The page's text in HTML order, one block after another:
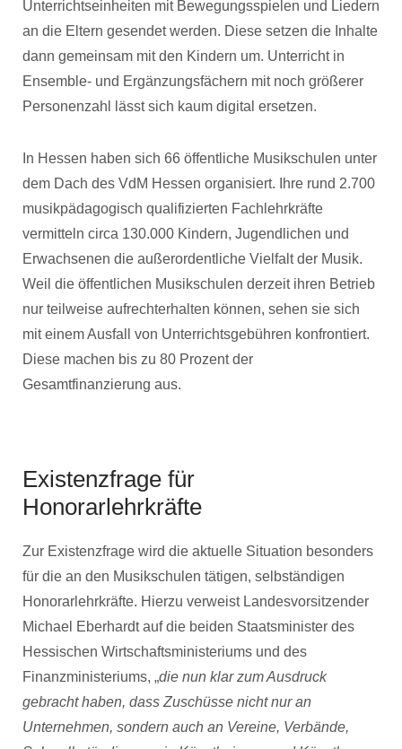
Unterrichtseinheiten mit Bewegungsspielen und Liedern
an die Eltern gesendet werden. Diese setzen die Inhalte
dann gemeinsam mit den Kindern um. Unterricht in
Ensemble- und Ergänzungsfächern mit noch größerer
Personenzahl lässt sich kaum digital ersetzen.
In Hessen haben sich 66 öffentliche Musikschulen unter
dem Dach des VdM Hessen organisiert. Ihre rund 2.700
musikpädagogisch qualifizierten Fachlehrkräfte
vermitteln circa 130.000 Kindern, Jugendlichen und
Erwachsenen die außerordentliche Vielfalt der Musik.
Weil die öffentlichen Musikschulen derzeit ihren Betrieb
nur teilweise aufrechterhalten können, sehen sie sich
mit einem Ausfall von Unterrichtsgebühren konfrontiert.
Diese machen bis zu 80 Prozent der
Gesamtfinanzierung aus.
Existenzfrage für
Honorarlehrkräfte
Zur Existenzfrage wird die aktuelle Situation besonders
für die an den Musikschulen tätigen, selbständigen
Honorarlehrkräfte. Hierzu verweist Landesvorsitzender
Michael Eberhardt auf die beiden Staatsminister des
Hessischen Wirtschaftsministeriums und des
Finanzministeriums, „die nun klar zum Ausdruck
gebracht haben, dass Zuschüsse nicht nur an
Unternehmen, sondern auch an Vereine, Verbände,